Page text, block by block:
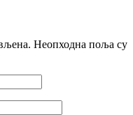
Неопходна поља су